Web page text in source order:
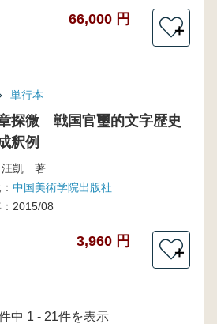
66,000 円
＋
単行本
探微 戦国官璽的文字歴史
釈例
汪凱 著
中国美術学院出版社
2015/08
3,960 円
＋
中 1 - 21件を表示